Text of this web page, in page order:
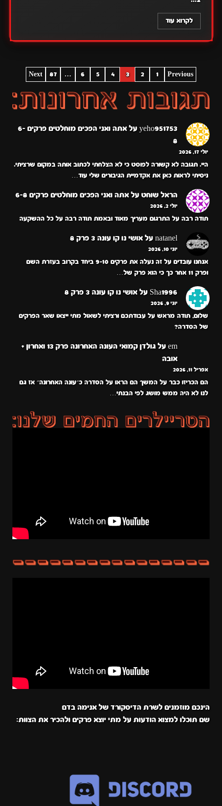
לקרוא עוד
POSTS
PAGINATION
Previous
1
2
3
4
5
6
…
87
Next
yeho951753 על
אתה ואני הפכים מוחלטים פרקים 6-
8
יולי 17, 2026
היי. תגובה לא קשורה לפוסט כי לא הצלחתי לכתוב אותה במקום שרציתי.
ניסיתי לראות כאן את אקדמיית הגיבורים שלי עוד…
הראל שוחט על אתה ואני הפכים מוחלטים פרקים 6-8
יולי 2, 2026
תודה רבה על התרגום מעריך מאוד ובאמת תודה רבה על כל ההשקעה
natanel על אושי נו קו עונה 3 פרק 8
יוני 10, 2026
אנחנו עובדים על זה נעלה את פרקים 9-10 ביחד בקרוב בעזרת השם
ופרק 11 אחר כך כי הוא פרק של…
Sha1996 על אושי נו קו עונה 3 פרק 8
יוני 9, 2026
שלום, תודה מראש על עבודתכם ורציתי לשאול מתי ייצאו שאר הפרקים
של הסדרה?
em על
גולדן קמואי העונה האחרונה פרק 13 ואחרון +
אובה
אפריל 11, 2026
הם הכריזו כבר על המשך הם הראו על הסדרה כ״עונה האחרונה״ אז גם
לנו לא היה ממש מושג לפי הבנתי…
הינכם מוזמנים לשרת הדיסקורד של אנימה בדם
שם תוכלו למצוא הודעות על מתי יוצא פרקים ולהכיר את הצוות: